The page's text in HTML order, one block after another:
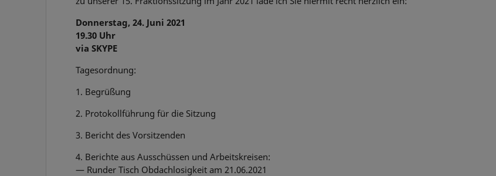
Donnerstag, 24. Juni 2021
19.30 Uhr
via SKYPE
Tagesordnung:
1. Begrüßung
2. Protokollführung für die Sitzung
3. Bericht des Vorsitzenden
4. Berichte aus Ausschüssen und Arbeitskreisen:
— Runder Tisch Obdachlosigkeit am 21.06.2021